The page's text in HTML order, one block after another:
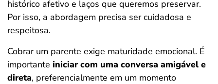
histórico afetivo e laços que queremos preservar.
Por isso, a abordagem precisa ser cuidadosa e
respeitosa.
Cobrar um parente exige maturidade emocional. É
importante iniciar com uma conversa amigável e
direta, preferencialmente em um momento